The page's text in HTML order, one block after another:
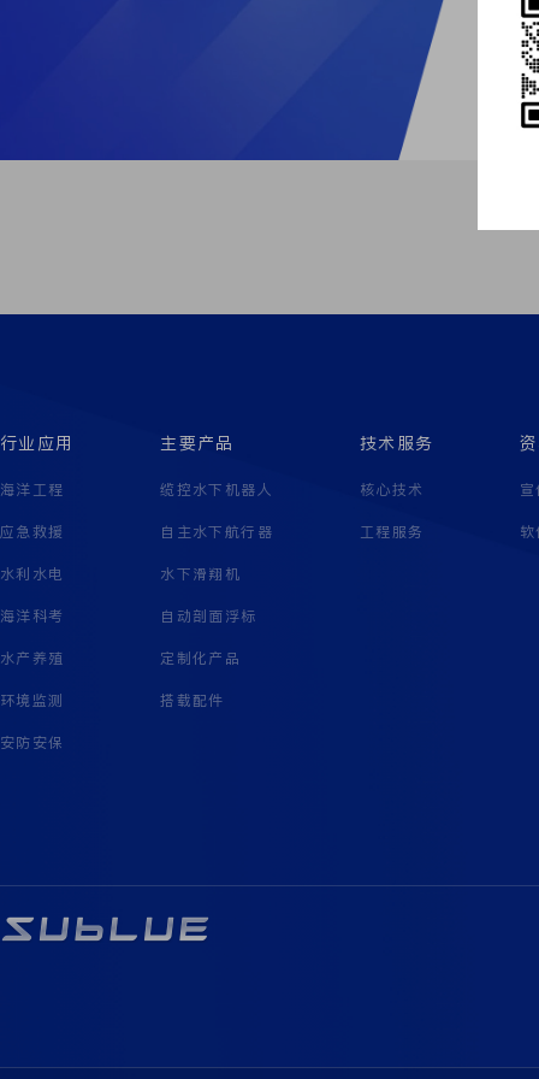
行业应用
海洋工程
应急救援
水利水电
海洋科考
水产养殖
环境监测
安防安保
主要产品
缆控水下机器人
自主水下航行器
水下滑翔机
自动剖面浮标
定制化产品
搭载配件
技术服务
核心技术
工程服务